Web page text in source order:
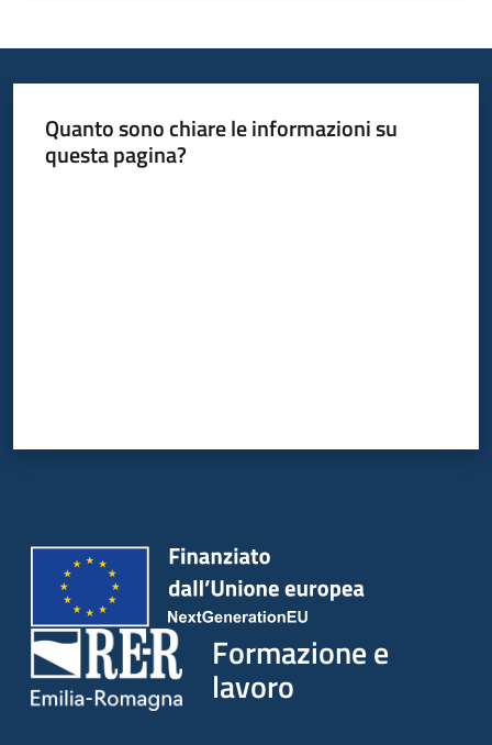
sociale
Plus
Quanto sono chiare le informazioni su
questa pagina?
Formazione e
lavoro